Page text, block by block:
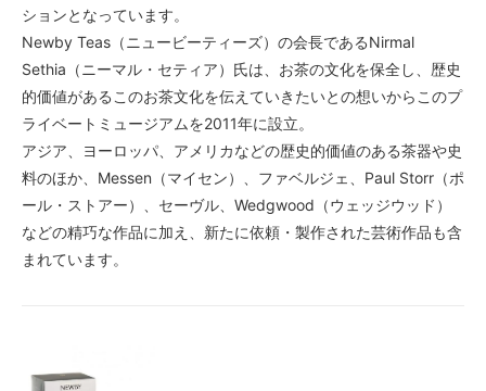
ションとなっています。
Newby Teas（ニュービーティーズ）の会長であるNirmal
Sethia（ニーマル・セティア）氏は、お茶の文化を保全し、歴史
的価値があるこのお茶文化を伝えていきたいとの想いからこのプ
ライベートミュージアムを2011年に設立。
アジア、ヨーロッパ、アメリカなどの歴史的価値のある茶器や史
料のほか、Messen（マイセン）、ファベルジェ、Paul Storr（ポ
ール・ストアー）、セーヴル、Wedgwood（ウェッジウッド）
などの精巧な作品に加え、新たに依頼・製作された芸術作品も含
まれています。